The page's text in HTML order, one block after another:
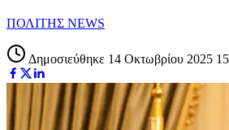
ΠΟΛΙΤΗΣ NEWS
Δημοσιεύθηκε 14 Οκτωβρίου 2025